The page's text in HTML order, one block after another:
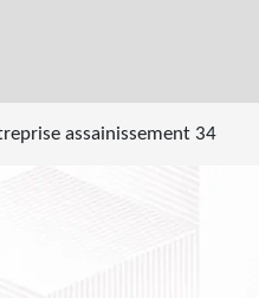
assainissement 34